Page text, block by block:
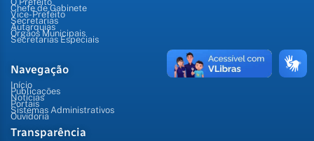
Chefe de Gabinete
Vice-Prefeito
Secretarias
Autarquias
Órgãos Municipais
Secretarias Especiais
Navegação
Início
Publicações
Notícias
Portais
Sistemas Administrativos
Ouvidoria
Transparência